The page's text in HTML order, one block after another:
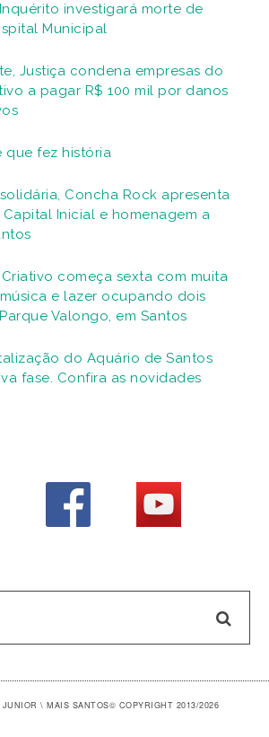
investigará morte de
Municipal
Justiça condena empresas do
a pagar R$ 100 mil por danos
que fez história
Concha Rock apresenta
Inicial e homenagem a
começa sexta com muita
e lazer ocupando dois
Valongo, em Santos
do Aquário de Santos
fase. Confira as novidades
\ MAIS SANTOS© COPYRIGHT 2013/2026